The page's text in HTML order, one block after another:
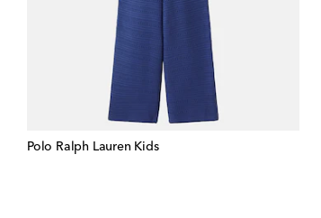
Polo Ralph Lauren Kids